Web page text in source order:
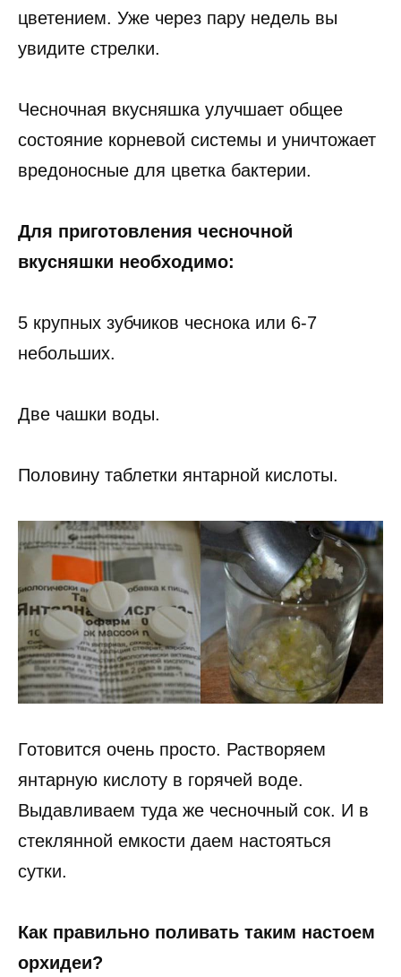
цветением. Уже через пару недель вы
увидите стрелки.
Чесночная вкусняшка улучшает общее
состояние корневой системы и уничтожает
вредоносные для цветка бактерии.
Для приготовления чесночной
вкусняшки необходимо:
5 крупных зубчиков чеснока или 6-7
небольших.
Две чашки воды.
Половину таблетки янтарной кислоты.
Готовится очень просто. Растворяем
янтарную кислоту в горячей воде.
Выдавливаем туда же чесночный сок. И в
стеклянной емкости даем настояться
сутки.
Как правильно поливать таким настоем
орхидеи?